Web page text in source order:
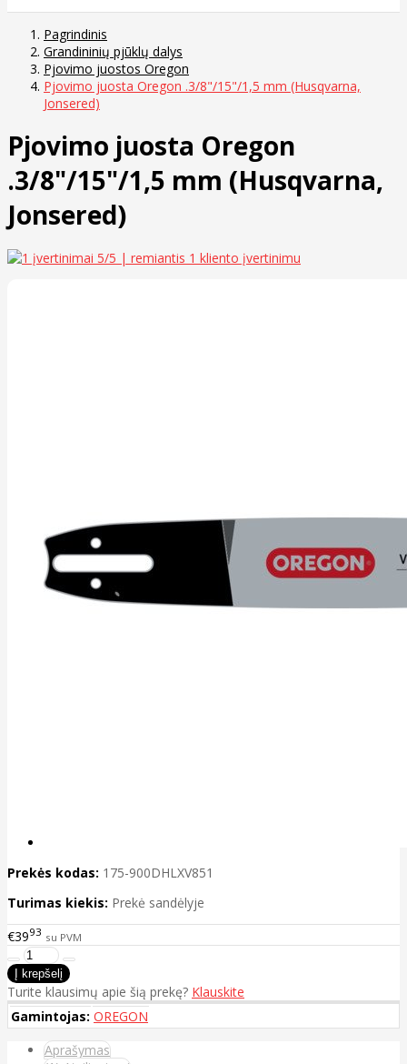
Pagrindinis
Grandininių pjūklų dalys
Pjovimo juostos Oregon
Pjovimo juosta Oregon .3/8"/15"/1,5 mm (Husqvarna,
Jonsered)
Pjovimo juosta Oregon
.3/8"/15"/1,5 mm (Husqvarna,
Jonsered)
5/5 | remiantis 1 kliento įvertinimu
Prekės kodas: 175-900DHLXV851
Turimas kiekis: Prekė sandėlyje
€3993 su PVM
Turite klausimų apie šią prekę? Klauskite
Gamintojas: OREGON
Aprašymas